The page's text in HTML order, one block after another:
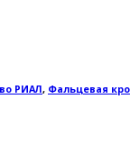
РИАЛ, Фальцевая